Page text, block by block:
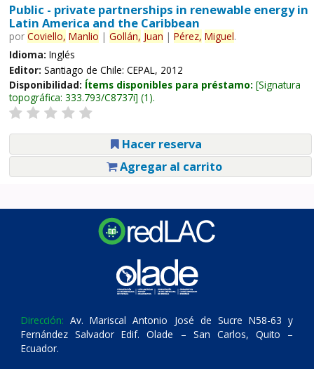
Public - private partnerships in renewable energy in
Latin America and the Caribbean
por Coviello, Manlio | Gollán, Juan | Pérez, Miguel.
Idioma: Inglés
Editor: Santiago de Chile: CEPAL, 2012
Disponibilidad: Ítems disponibles para préstamo: Signatura
topográfica: 333.793/C8737i (1).
Hacer reserva
Agregar al carrito
Dirección: Av. Mariscal Antonio José de Sucre N58-63 y
Fernández Salvador Edif. Olade – San Carlos, Quito –
Ecuador.